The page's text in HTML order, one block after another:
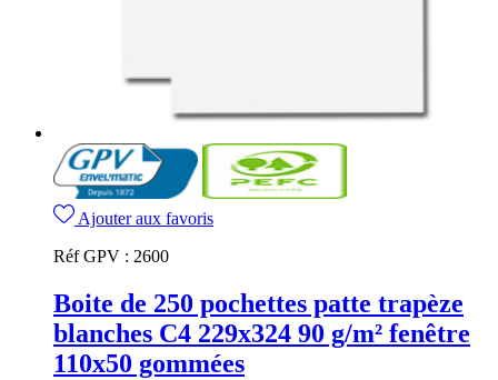
Ajouter aux favoris
Réf GPV : 2600
Boite de 250 pochettes patte trapèze
blanches C4 229x324 90 g/m² fenêtre
110x50 gommées